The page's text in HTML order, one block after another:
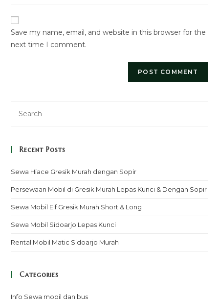
URL
(optional)
Save my name, email, and website in this browser for the
next time I comment.
Recent Posts
Sewa Hiace Gresik Murah dengan Sopir
Persewaan Mobil di Gresik Murah Lepas Kunci & Dengan Sopir
Sewa Mobil Elf Gresik Murah Short & Long
Sewa Mobil Sidoarjo Lepas Kunci
Rental Mobil Matic Sidoarjo Murah
Categories
Info Sewa mobil dan bus